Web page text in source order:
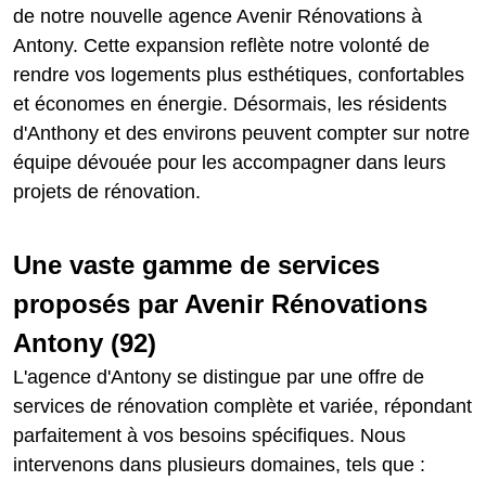
de notre nouvelle agence Avenir Rénovations à
Antony. Cette expansion reflète notre volonté de
rendre vos logements plus esthétiques, confortables
et économes en énergie. Désormais, les résidents
d'Anthony et des environs peuvent compter sur notre
équipe dévouée pour les accompagner dans leurs
projets de rénovation.
Une vaste gamme de services
proposés par Avenir Rénovations
Antony (92)
L'agence d'Antony se distingue par une offre de
services de rénovation complète et variée, répondant
parfaitement à vos besoins spécifiques. Nous
intervenons dans plusieurs domaines, tels que :